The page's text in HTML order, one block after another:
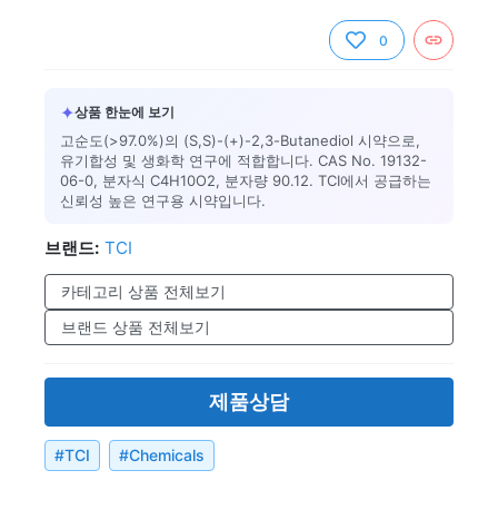
0
✦상품 한눈에 보기
고순도(>97.0%)의 (S,S)-(+)-2,3-Butanediol 시약으로,
유기합성 및 생화학 연구에 적합합니다. CAS No. 19132-
06-0, 분자식 C4H10O2, 분자량 90.12. TCI에서 공급하는
신뢰성 높은 연구용 시약입니다.
브랜드: TCI
카테고리 상품 전체보기
브랜드 상품 전체보기
제품상담
#TCI #Chemicals